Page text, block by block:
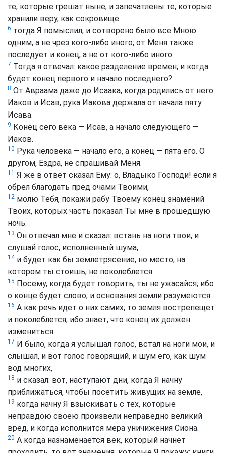
те, которые грешат ныне, и запечатлены те, которые
хранили веру, как сокровище:
6 тогда Я помыслил, и сотворено было все Мною
одним, а не чрез кого-либо иного; от Меня также
последует и конец, а не от кого-либо иного.
7 Тогда я отвечал: какое разделение времен, и когда
будет конец первого и начало последнего?
8 От Авраама даже до Исаака, когда родились от него
Иаков и Исав, рука Иакова держала от начала пяту
Исава.
9 Конец сего века — Исав, а начало следующего —
Иаков.
10 Рука человека — начало его, а конец — пята его. О
другом, Ездра, не спрашивай Меня.
11 Я же в ответ сказал Ему: о, Владыко Господи! если я
обрел благодать пред очами Твоими,
12 молю Тебя, покажи рабу Твоему конец знамений
Твоих, которых часть показал Ты мне в прошедшую
ночь.
13 Он отвечал мне и сказал: встань на ноги твои, и
слушай голос, исполненный шума,
14и будет как бы землетрясение, но место, на
котором ты стоишь, не поколеблется.
15 Посему, когда будет говорить, ты не ужасайся; ибо
о конце будет слово, и основания земли разумеются.
16 А как речь идет о них самих, то земля вострепещет
и поколеблется, ибо знает, что конец их должен
измениться.
17 И было, когда я услышал голос, встал на ноги мои, и
слышал, и вот голос говорящий, и шум его, как шум
вод многих,
18 и сказал: вот, наступают дни, когда Я начну
приближаться, чтобы посетить живущих на земле,
19 когда начну Я взыскивать с тех, которые
неправдою своею произвели неправедно великий
вред, и когда исполнится мера уничижения Сиона.
20 А когда назнаменается век, который начнет